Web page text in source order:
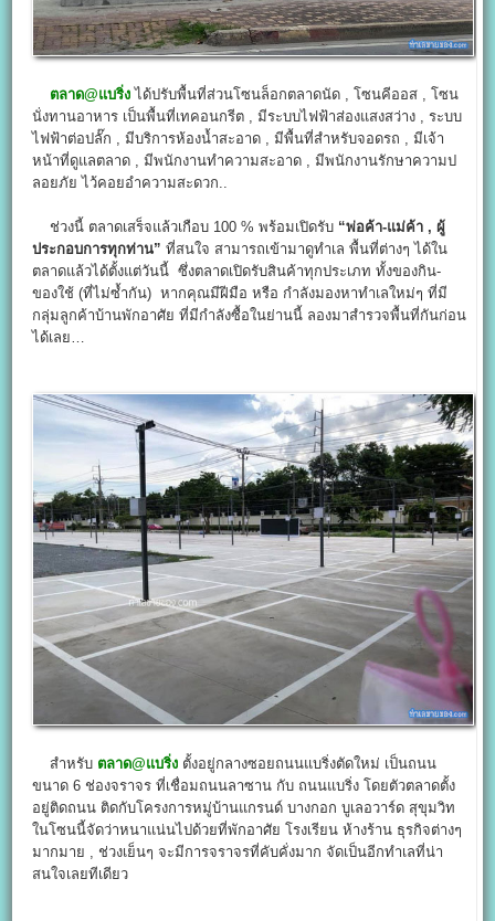
ตลาด@แบริ่ง ได้ปรับพื้นที่ส่วนโซนล็อกตลาดนัด , โซนคีออส , โซน
นั่งทานอาหาร เป็นพื้นที่เทคอนกรีต , มีระบบไฟฟ้าส่องแสงสว่าง , ระบบ
ไฟฟ้าต่อปลั๊ก , มีบริการห้องน้ำสะอาด , มีพื้นที่สำหรับจอดรถ , มีเจ้า
หน้าที่ดูแลตลาด , มีพนักงานทำความสะอาด , มีพนักงานรักษาความป
ลอยภัย ไว้คอยอำความสะดวก..
ช่วงนี้ ตลาดเสร็จแล้วเกือบ 100 % พร้อมเปิดรับ “พ่อค้า-แม่ค้า , ผู้
ประกอบการทุกท่าน” ที่สนใจ สามารถเข้ามาดูทำเล พื้นที่ต่างๆ ได้ใน
ตลาดแล้วได้ตั้งแต่วันนี้ ซึ่งตลาดเปิดรับสินค้าทุกประเภท ทั้งของกิน-
ของใช้ (ที่ไม่ซ้ำกัน) หากคุณมีฝีมือ หรือ กำลังมองหาทำเลใหม่ๆ ที่มี
กลุ่มลูกค้าบ้านพักอาศัย ที่มีกำลังซื้อในย่านนี้ ลองมาสำรวจพื้นที่กันก่อน
ได้เลย…
สำหรับ ตลาด@แบริ่ง ตั้งอยู่กลางซอยถนนแบริ่งตัดใหม่ เป็นถนน
ขนาด 6 ช่องจราจร ที่เชื่อมถนนลาซาน กับ ถนนแบริ่ง โดยตัวตลาดตั้ง
อยู่ติดถนน ติดกับโครงการหมู่บ้านแกรนด์ บางกอก บูเลอวาร์ด สุขุมวิท
ในโซนนี้จัดว่าหนาแน่นไปด้วยที่พักอาศัย โรงเรียน ห้างร้าน ธุรกิจต่างๆ
มากมาย , ช่วงเย็นๆ จะมีการจราจรที่คับคั่งมาก จัดเป็นอีกทำเลที่น่า
สนใจเลยทีเดียว